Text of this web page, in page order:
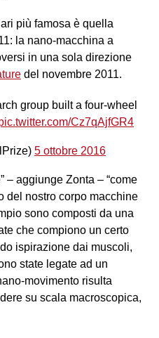
più famosa è quella
la nano-macchina a
in una sola direzione
del novembre 2011.
group built a four-wheel
Cz7qAjfGR4
5 ottobre 2016
– aggiunge Zonta – “come
del nostro corpo macchine
sono composti da una
che compiono un certo
ispirazione dai muscoli,
state legate ad un
movimento risulta
su scala macroscopica,